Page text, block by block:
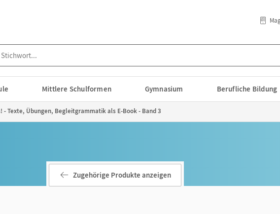
Mittlere Schulformen Gymnasium Berufliche Bildung
- Texte, Übungen, Begleitgrammatik als E-Book - Band 3
Zugehörige Produkte anzeigen